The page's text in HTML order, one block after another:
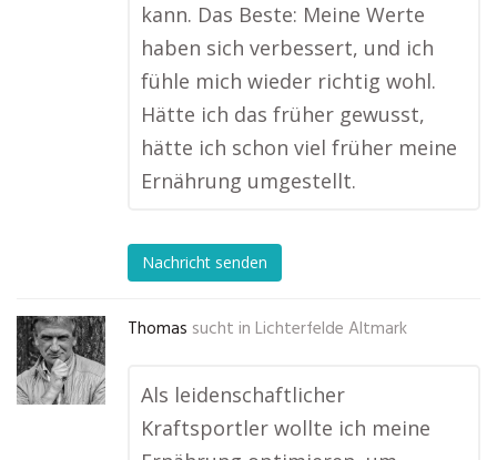
kann. Das Beste: Meine Werte
haben sich verbessert, und ich
fühle mich wieder richtig wohl.
Hätte ich das früher gewusst,
hätte ich schon viel früher meine
Ernährung umgestellt.
Nachricht senden
Thomas sucht in Lichterfelde Altmark
Als leidenschaftlicher
Kraftsportler wollte ich meine